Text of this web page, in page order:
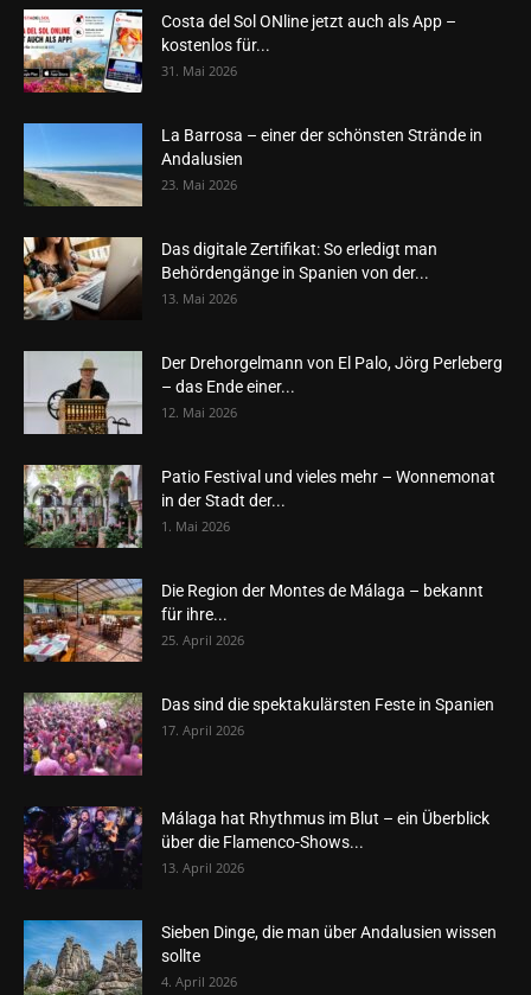
Costa del Sol ONline jetzt auch als App –
kostenlos für...
31. Mai 2026
La Barrosa – einer der schönsten Strände in
Andalusien
23. Mai 2026
Das digitale Zertifikat: So erledigt man
Behördengänge in Spanien von der...
13. Mai 2026
Der Drehorgelmann von El Palo, Jörg Perleberg
– das Ende einer...
12. Mai 2026
Patio Festival und vieles mehr – Wonnemonat
in der Stadt der...
1. Mai 2026
Die Region der Montes de Málaga – bekannt
für ihre...
25. April 2026
Das sind die spektakulärsten Feste in Spanien
17. April 2026
Málaga hat Rhythmus im Blut – ein Überblick
über die Flamenco-Shows...
13. April 2026
Sieben Dinge, die man über Andalusien wissen
sollte
4. April 2026